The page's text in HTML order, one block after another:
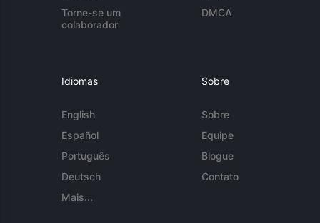
Torne-se um
colaborador
DMCA
Idiomas
English
Español
Português
Deutsch
Mais...
Sobre
Sobre
Equipe
Blogue
Contato